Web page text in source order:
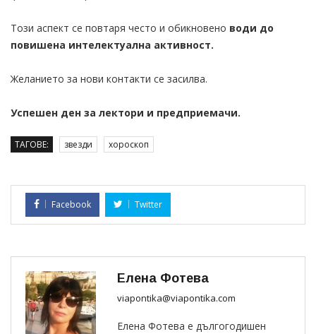
Този аспект се повтаря често и обикновено води до
повишена интелектуална активност.
Желанието за нови контакти се засилва.
Успешен ден за лектори и предприемачи.
ТАГОВЕ: звезди хороскоп
Facebook Twitter
Елена Фотева
viapontika@viapontika.com
Елена Фотева е дългогодишен